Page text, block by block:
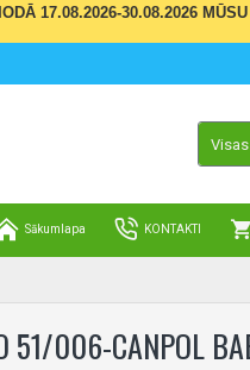
17.08.2026-30.08.2026
Sākumlapa KONTAKTI
51/006-CANPOL